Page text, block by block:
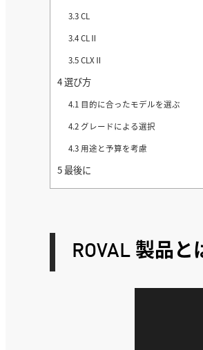
3.3CL
3.4CLⅡ
3.5CLXⅡ
4選び方
4.1 目的に合ったモデルを選ぶ
4.2 グレードによる選択
4.3 用途と予算を考慮
5最後に
ROVAL 製品と